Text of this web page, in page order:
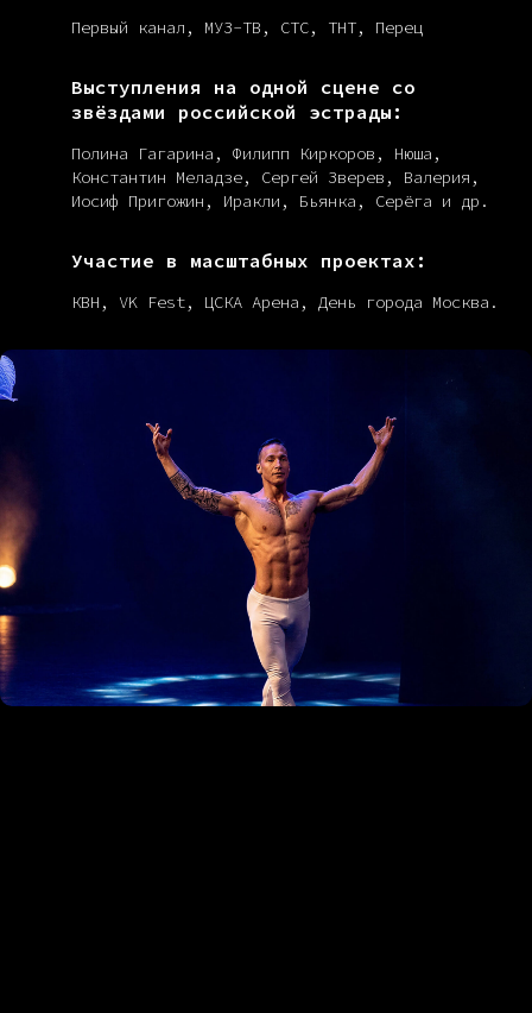
Первый канал, МУЗ-ТВ, СТС, ТНТ, Перец
Выступления на одной сцене со
звёздами российской эстрады:
Полина Гагарина, Филипп Киркоров, Нюша,
Константин Меладзе, Сергей Зверев, Валерия,
Иосиф Пригожин, Иракли, Бьянка, Серёга и др.
Участие в масштабных проектах:
КВН, VK Fest, ЦСКА Арена, День города Москва.